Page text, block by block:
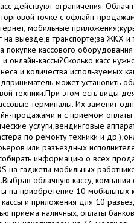
действуют ограничения.
точке с офлайн-
мобильные
на выезде;в транспорте;за ЖКХ и
покупке кассового
онлайн-кассы?Сколько касс
и количества
может установить
техники.При этом есть виды
терминалы. Их заменит
продажами и с приемом
услуги;вендинговые
по ремонту техники и
или разъездных
информацию о всех
на гаджеты мобильных
облачную кассу, компания
на приобретение 10 мобильных
и приложения для 10
приема наличных, оплаты